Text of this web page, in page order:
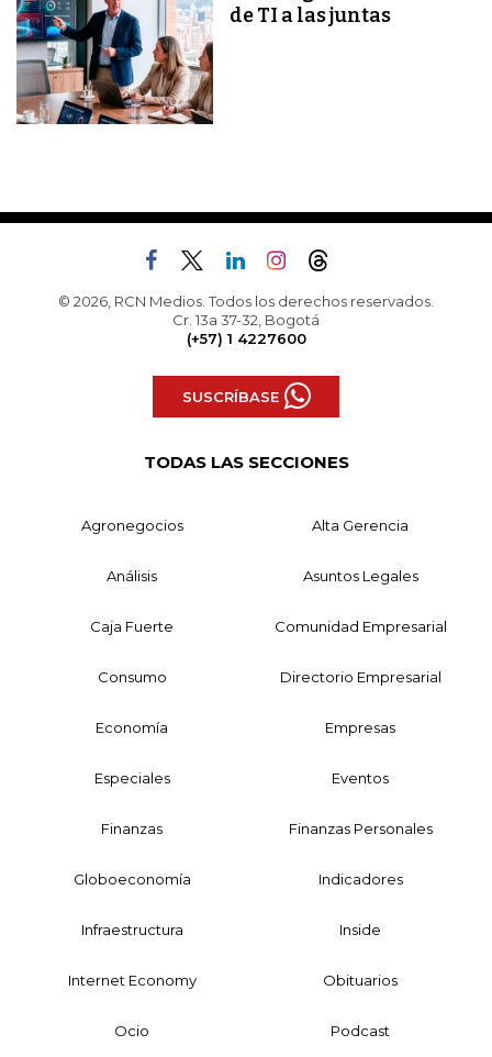
de TI a las juntas
© 2026, RCN Medios. Todos los derechos reservados.
Cr. 13a 37-32, Bogotá
(+57) 1 4227600
SUSCRÍBASE
TODAS LAS SECCIONES
Agronegocios Alta Gerencia
Análisis Asuntos Legales
Caja Fuerte Comunidad Empresarial
Consumo Directorio Empresarial
Economía Empresas
Especiales Eventos
Finanzas Finanzas Personales
Globoeconomía Indicadores
Infraestructura Inside
Internet Economy Obituarios
Ocio Podcast